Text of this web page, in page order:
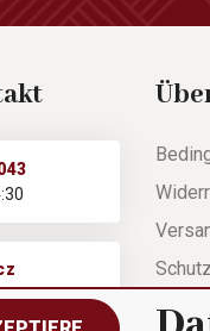
Hilfe